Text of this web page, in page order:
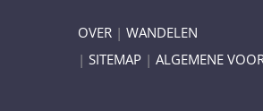
OVER | WANDELEN
| SITEMAP | ALGEMENE